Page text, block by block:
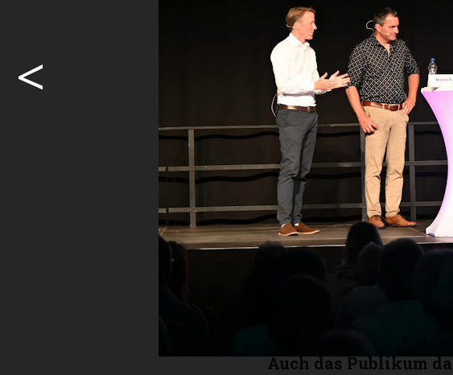
und sagte, er könne
abgewinnen. Er
Argumenten: den
fehlenden
gesetzlichen
Martin Everts,
betreffend
Vergleich zu
fast peinlich langsam.
auf Elektro
Gemeinsamkeit mit
der Effizienz in dieser
ein riesiges Potenzial
Die Ängste vor dem
Auch das Publikum
<